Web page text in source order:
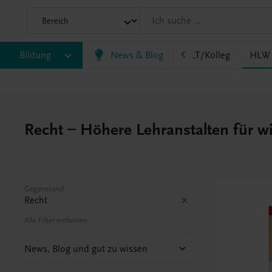
Bildung News & Blog
HF/TFS HLM/HLK HLPS/FSB HLT/Kolleg HLW
Recht – Höhere Lehranstalten für
Gegenstand
Recht
Alle Filter entfernen
News, Blog und gut zu wissen